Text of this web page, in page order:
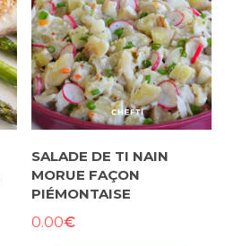
SALADE DE TI NAIN
MORUE FAÇON
PIÉMONTAISE
0.00€